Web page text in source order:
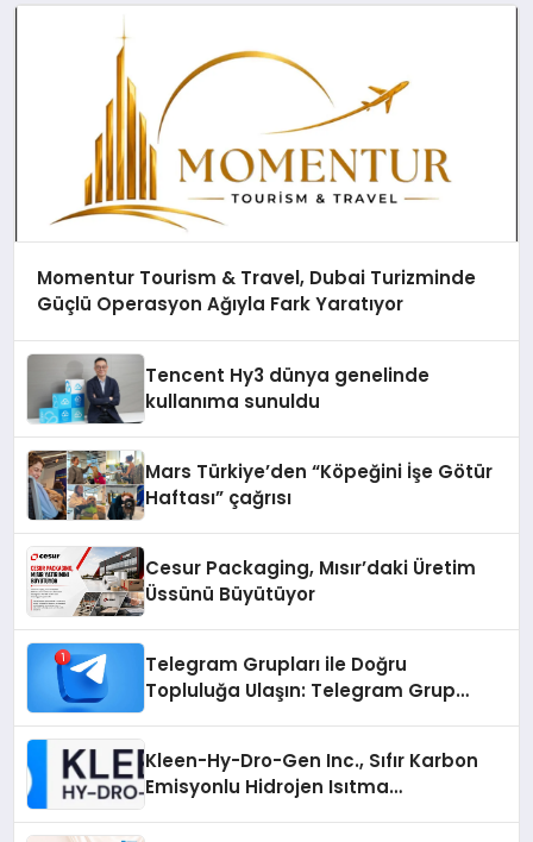
Momentur Tourism & Travel, Dubai Turizminde
Güçlü Operasyon Ağıyla Fark Yaratıyor
Tencent Hy3 dünya genelinde
kullanıma sunuldu
Mars Türkiye’den “Köpeğini İşe Götür
Haftası” çağrısı
Cesur Packaging, Mısır’daki Üretim
Üssünü Büyütüyor
Telegram Grupları ile Doğru
Topluluğa Ulaşın: Telegram Grup
Kleen-Hy-Dro-Gen Inc., Sıfır Karbon
Emisyonlu Hidrojen Isıtma